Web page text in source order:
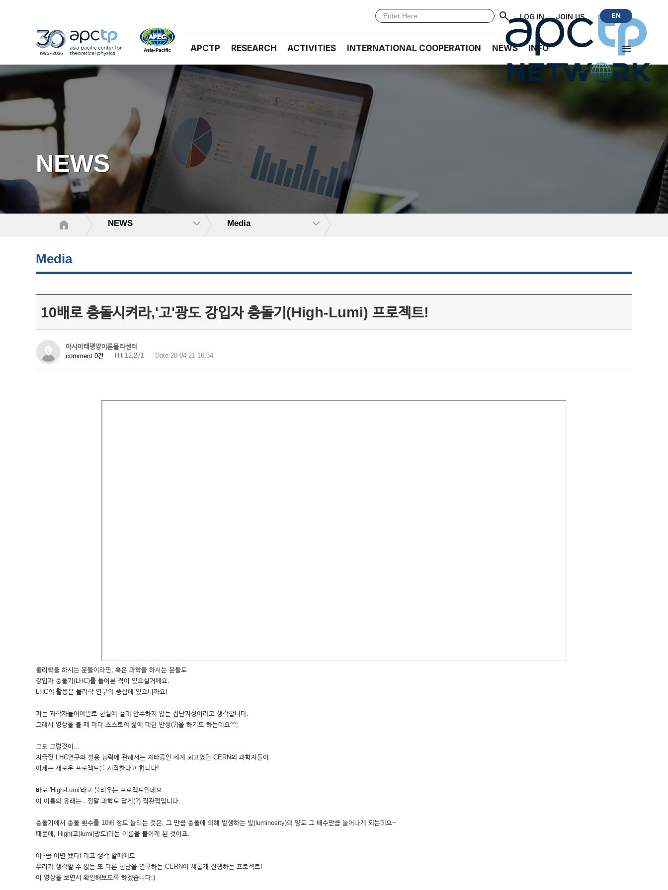
· LOG IN · JOIN US EN
APCTP RESEARCH ACTIVITIES INTERNATIONAL COOPERATION NEWS INFO
NEWS
NEWS Media
Media
10배로 충돌시켜라,'고'광도 강입자 충돌기(High-Lumi) 프로젝트!
아시아태평양이론물리센터
comment 0건
Hit 12,271 Date 20-04-21 16:34
물리학을 하시는 분들이라면, 혹은 과학을 하시는 분들도
강입자 충돌기(LHC)를 들어본 적이 있으실거에요.
LHC의 활용은 물리학 연구의 중심에 있으니까요!
저는 과학자들이야말로 현실에 절대 안주하지 않는 집단지성이라고 생각합니다.
그래서 영상을 볼 때 마다 스스로의 삶에 대한 반성(?)을 하기도 하는데요^^;
그도 그럴것이...
지금껏 LHC연구와 활용 능력에 관해서는 자타공인 세계 최고였던 CERN의 과학자들이
이제는 새로운 프로젝트를 시작한다고 합니다!
바로 'High-Lumi'라고 불리우는 프로젝트인데요.
이 이름의 유래는...정말 과학도 답게(?) 직관적입니다.
충돌기에서 충돌 횟수를 10배 정도 늘리는 것은, 그 만큼 충돌에 의해 발생하는 빛(luminosity)의 양도 그 배수만큼 늘어나게 되는데요~
때문에, High(고)lumi(광도)라는 이름을 붙이게 된 것이죠.
이~쯤 이면 됐다! 라고 생각 할때에도
우리가 생각할 수 없는 또 다른 첨단을 연구하는 CERN이 새롭게 진행하는 프로젝트!
이 영상을 보면서 확인해보도록 하겠습니다:)